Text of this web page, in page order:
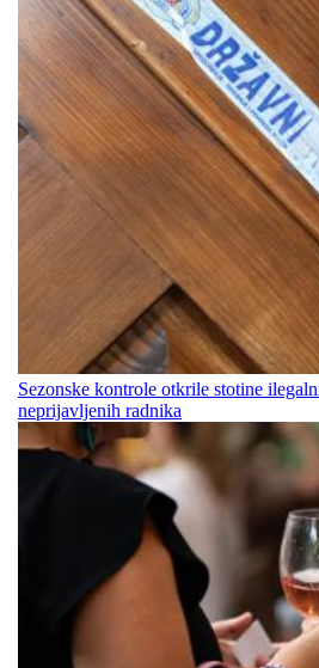
Sezonske kontrole otkrile stotine
neprijavljenih radnika